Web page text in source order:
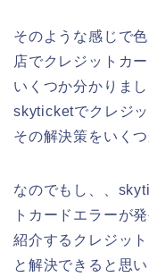
そのような感じで
店でクレジットカ
いくつか分かりま
skyticketでクレジ
その解決策をいく
なのでもし、、
トカードエラーが
紹介するクレジッ
と解決できると思